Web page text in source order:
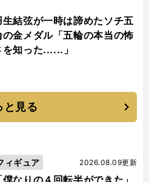
生結弦が一時は諦めたソチ五
の金メダル「五輪の本当の怖
を知った......」
と見る
2026.08.09更新
ィギュア